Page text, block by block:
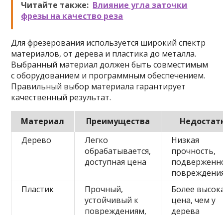
Читайте также: Влияние угла заточки
фрезы на качество реза
Для фрезерования используется широкий спектр
материалов, от дерева и пластика до металла.
Выбранный материал должен быть совместимым
с оборудованием и программным обеспечением.
Правильный выбор материала гарантирует
качественный результат.
Материал Преимущества
Дерево
Легко
обрабатывается,
доступная цена
Низкая
прочность,
Пластик
Прочный,
устойчивый к
повреждениям,
Более
цена, чем у
дерева